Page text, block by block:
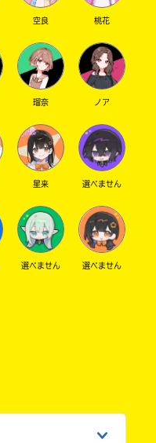
空良 桃花
瑠奈 ノア
星来 選べません
選べません 選べません